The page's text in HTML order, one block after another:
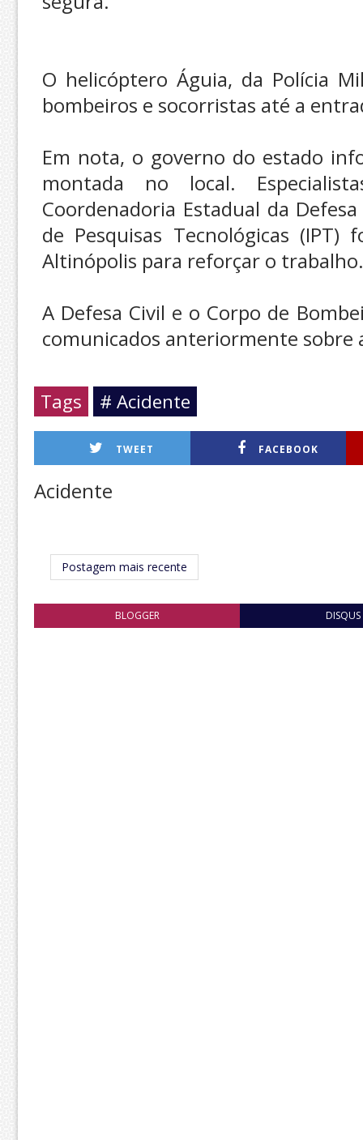
O helicóptero Águia, da Polícia
bombeiros e socorristas até a
Em nota, o governo do estado
montada no local.
Coordenadoria Estadual da
de Pesquisas Tecnológicas
Altinópolis para reforçar o trabalho.
A Defesa Civil e o Corpo de
comunicados anteriormente sobre
Tags # Acidente
TWEET FACEBOOK
Acidente
Postagem mais recente
BLOGGER DISQUS